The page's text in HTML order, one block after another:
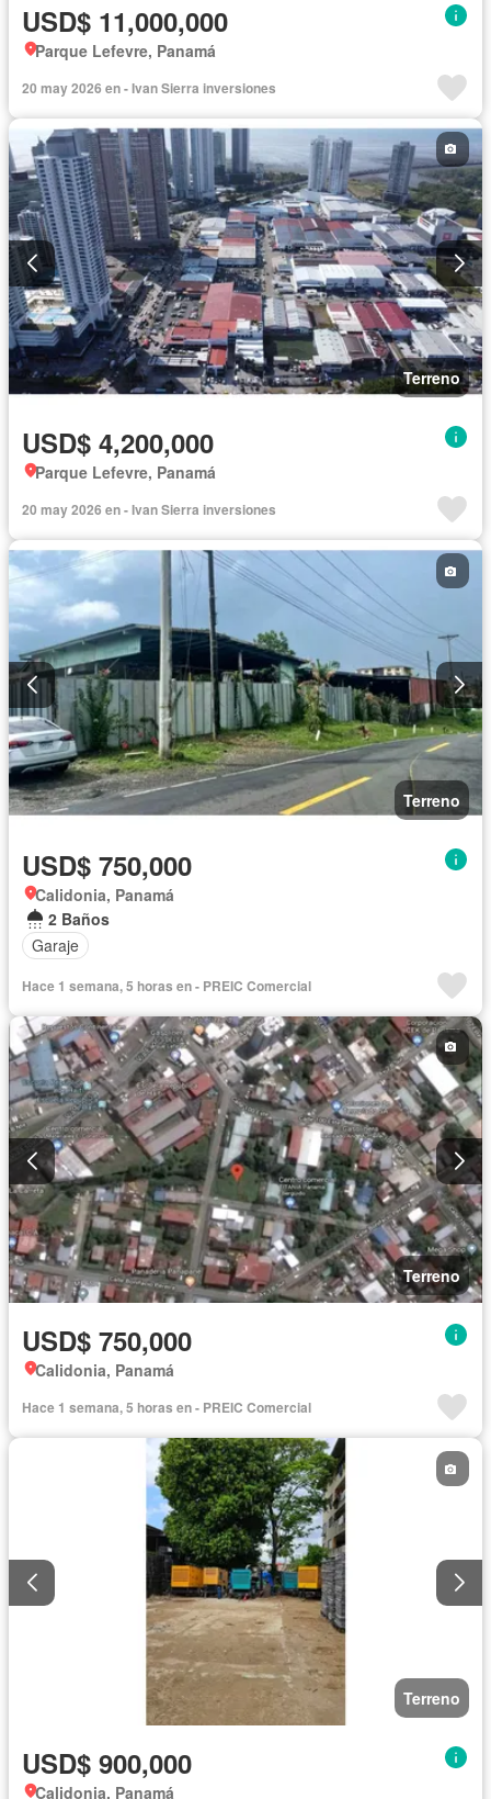
USD$ 11,000,000
Parque Lefevre, Panamá
20 may 2026 en - Ivan Sierra inversiones
Terreno
USD$ 4,200,000
Parque Lefevre, Panamá
20 may 2026 en - Ivan Sierra inversiones
Terreno
USD$ 750,000
Calidonia, Panamá
2 Baños
Garaje
Hace 1 semana, 5 horas en - PREIC Comercial
Terreno
USD$ 750,000
Calidonia, Panamá
Hace 1 semana, 5 horas en - PREIC Comercial
Terreno
USD$ 900,000
Calidonia, Panamá